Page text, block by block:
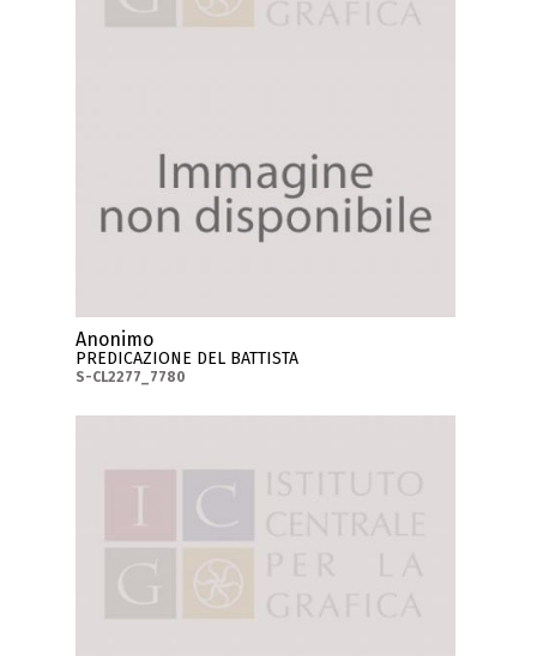
Anonimo
PREDICAZIONE DEL BATTISTA
S-CL2277_7780